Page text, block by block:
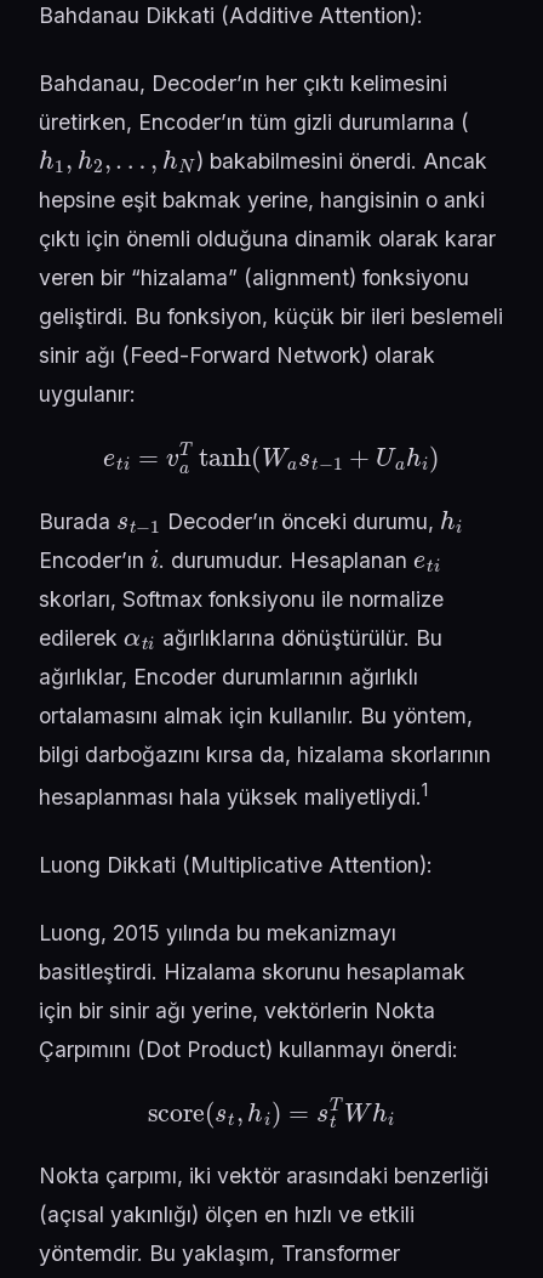
Bahdanau Dikkati (Additive Attention):
Bahdanau, Decoder’ın her çıktı kelimesini
üretirken, Encoder’ın tüm gizli durumlarına (
h h … N
) bakabilmesini önerdi. Ancak
hepsine eşit bakmak yerine, hangisinin o anki
çıktı için önemli olduğuna dinamik olarak karar
veren bir “hizalama” (alignment) fonksiyonu
geliştirdi. Bu fonksiyon, küçük bir ileri beslemeli
sinir ağı (Feed-Forward Network) olarak
uygulanır:
T tanh (Wa + Ua h )
Burada Decoder’ın önceki durumu,
h
Encoder’ın
i
. durumudur. Hesaplanan
et
skorları, Softmax fonksiyonu ile normalize
edilerek
ağırlıklarına dönüştürülür. Bu
ağırlıklar, Encoder durumlarının ağırlıklı
ortalamasını almak için kullanılır. Bu yöntem,
bilgi darboğazını kırsa da, hizalama skorlarının
hesaplanması hala yüksek maliyetliydi.1
Luong Dikkati (Multiplicative Attention):
Luong, 2015 yılında bu mekanizmayı
basitleştirdi. Hizalama skorunu hesaplamak
için bir sinir ağı yerine, vektörlerin Nokta
Çarpımını (Dot Product) kullanmayı önerdi:
score t, hi TWh
Nokta çarpımı, iki vektör arasındaki benzerliği
(açısal yakınlığı) ölçen en hızlı ve etkili
yöntemdir. Bu yaklaşım, Transformer